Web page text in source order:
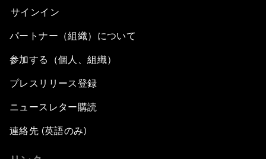
サインイン
パートナー（組織）について
参加する（個人、組織）
プレスリリース登録
ニュースレター購読
連絡先 (英語のみ)